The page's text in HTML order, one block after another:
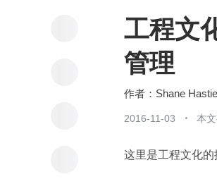
工程文
管理
Shane Hastie
2016-11-03 本
这里是工程文化